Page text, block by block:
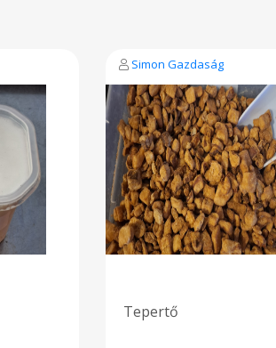
Simon Gazdaság
Tepertő